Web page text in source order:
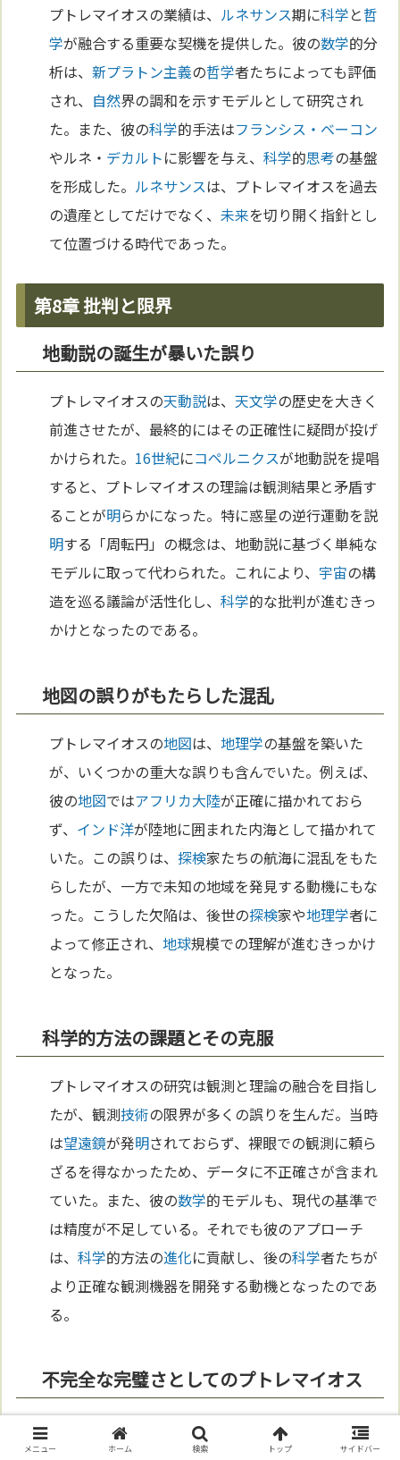
プトレマイオスの業績は、 ルネサンス期に科学と哲
学が融合する重要な契機を提供した。彼の数学的分
析は、新プラトン主義の哲学者たちによっても評価
され、 自然界の調和を示すモデルとして研究され
た。また、彼の科学的手法はフランシス・ベーコン
やルネ・ デカルトに影響を与え、科学的思考の基盤
を形成した。 ルネサンスは、プトレマイオスを過去
の遺産としてだけでなく、未来を切り開く指針とし
て位置づける時代であった。
第8章 批判と限界
地動説の誕生が暴いた誤り
プトレマイオスの天動説は、天文学の歴史を大きく
前進させたが、最終的にはその正確性に疑問が投げ
かけられた。 16世紀にコペルニクスが地動説を提唱
すると、プトレマイオスの理論は観測結果と矛盾す
ることが明らかになった。特に惑星の逆行運動を説
明する「周転円」の概念は、地動説に基づく単純な
モデルに取って代わられた。これにより、 宇宙の構
造を巡る議論が活性化し、科学的な批判が進むきっ
かけとなったのである。
地図の誤りがもたらした混乱
プトレマイオスの地図は、地理学の基盤を築いた
が、いくつかの重大な誤りも含んでいた。例えば、
彼の地図ではアフリカ大陸が正確に描かれておら
ず、 インド洋が陸地に囲まれた内海として描かれて
いた。この誤りは、探検家たちの航海に混乱をもた
らしたが、一方で未知の地域を発見する動機にもな
った。こうした欠陥は、後世の探検家や地理学者に
よって修正され、地球規模での理解が進むきっかけ
となった。
科学的方法の課題とその克服
プトレマイオスの研究は観測と理論の融合を目指し
たが、観測技術の限界が多くの誤りを生んだ。当時
は望遠鏡が発明されておらず、裸眼での観測に頼ら
ざるを得なかったため、データに不正確さが含まれ
ていた。また、彼の数学的モデルも、現代の基準で
は精度が不足している。それでも彼のアプローチ
は、科学的方法の進化に貢献し、後の科学者たちが
より正確な観測機器を開発する動機となったのであ
る。
不完全な完璧さとしてのプトレマイオス
プトレマイオスの理論は、多くの限界を抱えながら
メニュー ホーム 検索 トップ サイドバー